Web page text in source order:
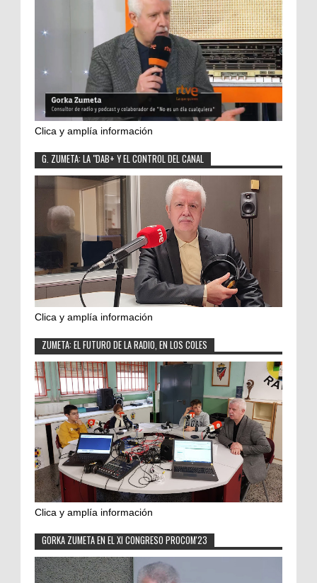
Clica y amplía información
G. ZUMETA: LA "DAB+ Y EL CONTROL DEL CANAL
Clica y amplía información
ZUMETA: EL FUTURO DE LA RADIO, EN LOS COLES
Clica y amplía información
GORKA ZUMETA EN EL XI CONGRESO PROCOM'23